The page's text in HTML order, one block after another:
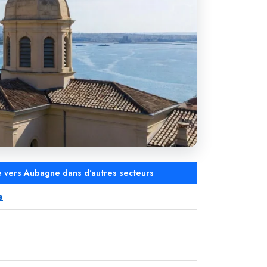
Aubagne dans d'autres secteurs